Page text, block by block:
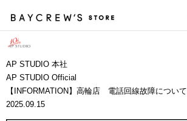
AP STUDIO 本社
AP STUDIO Official
【INFORMATION】高輪店 電話回線故障について
2025.09.15